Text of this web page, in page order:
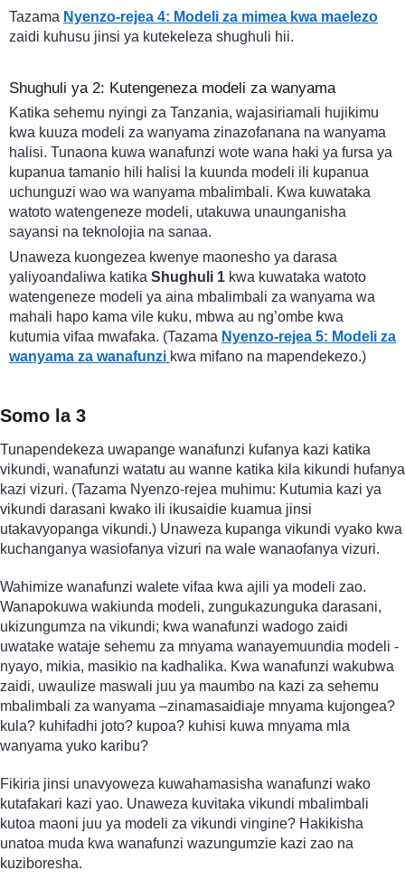
Tazama Nyenzo-rejea 4: Modeli za mimea kwa maelezo
zaidi kuhusu jinsi ya kutekeleza shughuli hii.
Shughuli ya 2: Kutengeneza modeli za wanyama
Katika sehemu nyingi za Tanzania, wajasiriamali hujikimu
kwa kuuza modeli za wanyama zinazofanana na wanyama
halisi. Tunaona kuwa wanafunzi wote wana haki ya fursa ya
kupanua tamanio hili halisi la kuunda modeli ili kupanua
uchunguzi wao wa wanyama mbalimbali. Kwa kuwataka
watoto watengeneze modeli, utakuwa unaunganisha
sayansi na teknolojia na sanaa.
Unaweza kuongezea kwenye maonesho ya darasa
yaliyoandaliwa katika Shughuli 1 kwa kuwataka watoto
watengeneze modeli ya aina mbalimbali za wanyama wa
mahali hapo kama vile kuku, mbwa au ng’ombe kwa
kutumia vifaa mwafaka. (Tazama Nyenzo-rejea 5: Modeli za
wanyama za wanafunzi kwa mifano na mapendekezo.)
Somo la 3
Tunapendekeza uwapange wanafunzi kufanya kazi katika
vikundi, wanafunzi watatu au wanne katika kila kikundi hufanya
kazi vizuri. (Tazama Nyenzo-rejea muhimu: Kutumia kazi ya
vikundi darasani kwako ili ikusaidie kuamua jinsi
utakavyopanga vikundi.) Unaweza kupanga vikundi vyako kwa
kuchanganya wasiofanya vizuri na wale wanaofanya vizuri.
Wahimize wanafunzi walete vifaa kwa ajili ya modeli zao.
Wanapokuwa wakiunda modeli, zungukazunguka darasani,
ukizungumza na vikundi; kwa wanafunzi wadogo zaidi
uwatake wataje sehemu za mnyama wanayemuundia modeli -
nyayo, mikia, masikio na kadhalika. Kwa wanafunzi wakubwa
zaidi, uwaulize maswali juu ya maumbo na kazi za sehemu
mbalimbali za wanyama –zinamasaidiaje mnyama kujongea?
kula? kuhifadhi joto? kupoa? kuhisi kuwa mnyama mla
wanyama yuko karibu?
Fikiria jinsi unavyoweza kuwahamasisha wanafunzi wako
kutafakari kazi yao. Unaweza kuvitaka vikundi mbalimbali
kutoa maoni juu ya modeli za vikundi vingine? Hakikisha
unatoa muda kwa wanafunzi wazungumzie kazi zao na
kuziboresha.